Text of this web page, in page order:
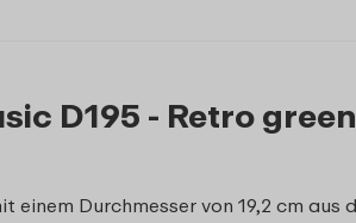
D195 - Retro green
einem Durchmesser von 19,2 cm aus